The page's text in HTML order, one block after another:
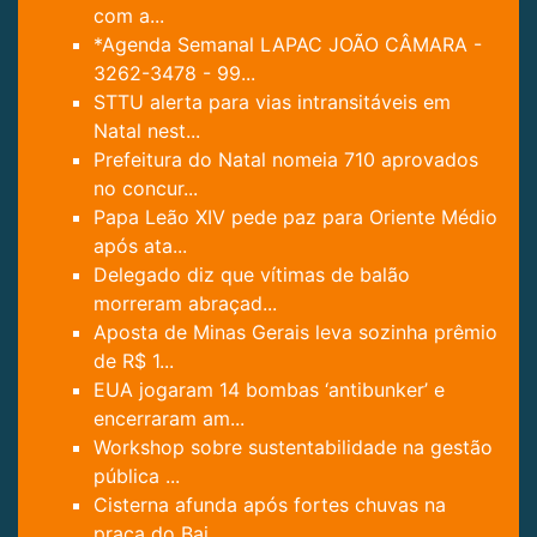
com a...
*Agenda Semanal LAPAC JOÃO CÂMARA -
3262-3478 - 99...
STTU alerta para vias intransitáveis em
Natal nest...
Prefeitura do Natal nomeia 710 aprovados
no concur...
Papa Leão XIV pede paz para Oriente Médio
após ata...
Delegado diz que vítimas de balão
morreram abraçad...
Aposta de Minas Gerais leva sozinha prêmio
de R$ 1...
EUA jogaram 14 bombas ‘antibunker’ e
encerraram am...
Workshop sobre sustentabilidade na gestão
pública ...
Cisterna afunda após fortes chuvas na